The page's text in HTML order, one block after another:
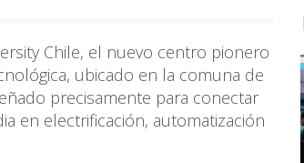
Chile, el nuevo centro pionero
ubicado en la comuna de
precisamente para conectar
en electrificación, automatización